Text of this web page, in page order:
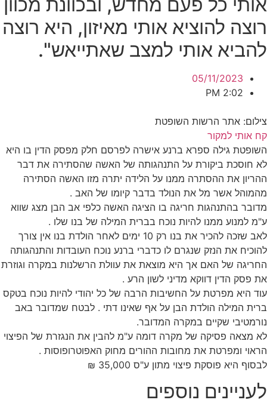
רוצה להוציא אותי מאיזון, היא רוצה
להביא אותי למצב שאתייאש".
05/11/2023
2:02 PM
צילום: אתר הרשות השופטת
קח אותי למקור
השופטת גילה ספרא ברנע אישרה לפרסם חלק מפסק הדין בו היא
לא חוסכת ביקורת על התנהגותה של האשה שהסתירה את דבר
ההריון את ההסתרה ממנו על הלידה יתרה מזו האשה הסתירה
מהמוהל אשר מל את הנולד בדבר קיומו של האב .
מדובר בהתנהגות חריגה בו הציגה האשה כלפי אב הבן מצג שווא
ע"מ למנוע ממנו להיות נוכח בברית המילה של בנו שלו .
לאב שזכה להכיר את בנו רק 10 ימים לאחר הולדת בנו אין צורך
להוכיח את הנזק שנגרם לו כדברי ברנע נוכח העובדות והתנהגותה
החריגה של האם אך היא מוצאת את עוולת הרשלנות במקרה וגוזרת
את פסק הדין דווקא מדיני לשון הרע .
עוד היא מפרטת על החשיבות הרבה של כל יהודי להיות נוכח בטקס
ברית המילה הולדת הבן על אף שאינו דתי . לבטח שמדובר באב
נורמטיבי שקיים במקרה המדובר.
לא מצאה פסיקה של מקרה דומה ע"מ להבין את הנגזרת של הפיצוי
הראוי ומפרטת את מחובות ההורים מחוק האפוטרופוסות .
לבסוף היא פוסקת פיצוי מתון ע"ס 35,000 ₪
לעניינים נוספים